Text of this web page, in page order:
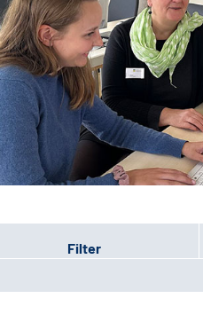
Beratungsstellen &
Zuweisende
Suche
Leichte Sprache
Gebärdensprache
Filter